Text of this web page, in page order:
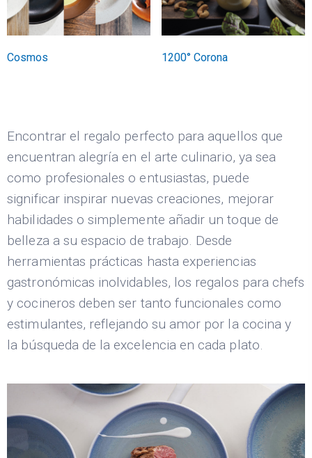
Cosmos 1200° Corona
Encontrar el regalo perfecto para aquellos que
encuentran alegría en el arte culinario, ya sea
como profesionales o entusiastas, puede
significar inspirar nuevas creaciones, mejorar
habilidades o simplemente añadir un toque de
belleza a su espacio de trabajo. Desde
herramientas prácticas hasta experiencias
gastronómicas inolvidables, los regalos para chefs
y cocineros deben ser tanto funcionales como
estimulantes, reflejando su amor por la cocina y
la búsqueda de la excelencia en cada plato.